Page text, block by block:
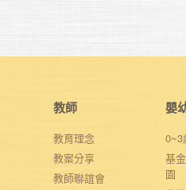
教師
教育理念
教案分享
教師聯誼會
嬰
0~3
基
園